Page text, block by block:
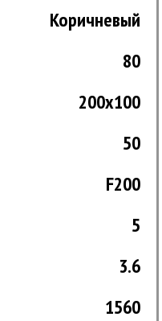
Коричневый
80
200x100
50
F200
5
3.6
1560